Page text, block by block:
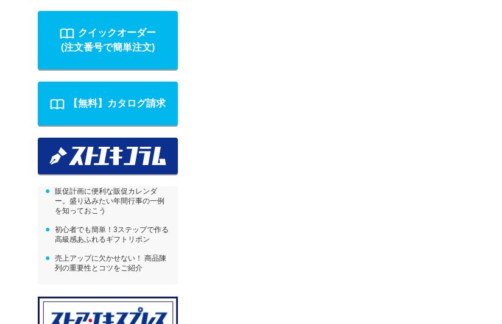
クイックオーダー
(注文番号で簡単注文)
【無料】カタログ請求
販促計画に便利な販促カレンダ
ー。盛り込みたい年間行事の一例
を知っておこう
初心者でも簡単！3ステップで作る
高級感あふれるギフトリボン
売上アップに欠かせない！ 商品陳
列の重要性とコツをご紹介